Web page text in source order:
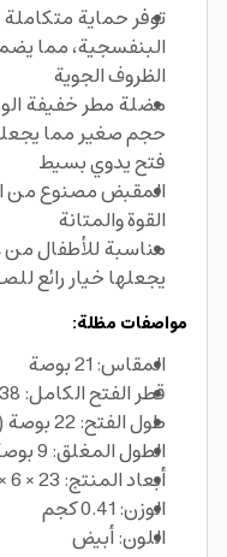
توفر حماية متكاملة
البنفسجية، مما
الظروف الجوية
مضلة مطر خفيفة
حجم صغير مما
فتح يدوي بسيط
المقبض مصنوع من
القوة والمتانة
يجعلها خيار رائع
مواصفات مظلة:
المقاس: 21 بوصة
قطر الفتح الكامل: 38 بوصة (97 سم)
طول الفتح: 22 بوصة (56 سم)
الطول المغلق: 9 بوصة (24 سم)
أبعاد المنتج: 23 × 6 × 6 سم
الوزن: 0.41 كجم
اللون: أبيض